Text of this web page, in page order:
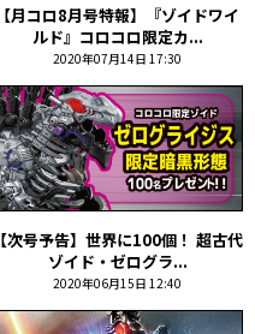
【月コロ8月号特報】『ゾイドワイ
ルド』コロコロ限定カ...
2020年07月14日 17:30
【次号予告】世界に100個！ 超古代
ゾイド・ゼログラ...
2020年06月15日 12:40